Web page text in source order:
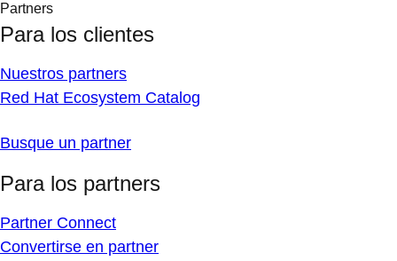
Partners
Para los clientes
Nuestros partners
Red Hat Ecosystem Catalog
Busque un partner
Para los partners
Partner Connect
Convertirse en partner